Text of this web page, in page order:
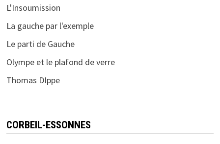
L'Insoumission
La gauche par l'exemple
Le parti de Gauche
Olympe et le plafond de verre
Thomas DIppe
CORBEIL-ESSONNES